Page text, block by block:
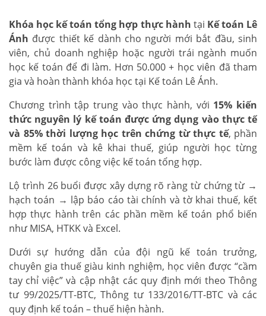
Khóa học kế toán tổng hợp thực hành tại Kế toán Lê
Ánh được thiết kế dành cho người mới bắt đầu, sinh
viên, chủ doanh nghiệp hoặc người trái ngành muốn
học kế toán để đi làm. Hơn 50.000 + học viên đã tham
gia và hoàn thành khóa học tại Kế toán Lê Ánh.
Chương trình tập trung vào thực hành, với 15% kiến
thức nguyên lý kế toán được ứng dụng vào thực tế
và 85% thời lượng học trên chứng từ thực tế, phần
mềm kế toán và kê khai thuế, giúp người học từng
bước làm được công việc kế toán tổng hợp.
Lộ trình 26 buổi được xây dựng rõ ràng từ chứng từ →
hạch toán → lập báo cáo tài chính và tờ khai thuế, kết
hợp thực hành trên các phần mềm kế toán phổ biến
như MISA, HTKK và Excel.
Dưới sự hướng dẫn của đội ngũ kế toán trưởng,
chuyên gia thuế giàu kinh nghiệm, học viên được “cầm
tay chỉ việc” và cập nhật các quy định mới theo Thông
tư 99/2025/TT-BTC, Thông tư 133/2016/TT-BTC và các
quy định kế toán – thuế hiện hành.